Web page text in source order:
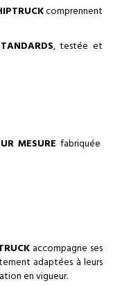
comprennent
, testée et
MESURE fabriquée
accompagne ses
adaptées à leurs
en vigueur.